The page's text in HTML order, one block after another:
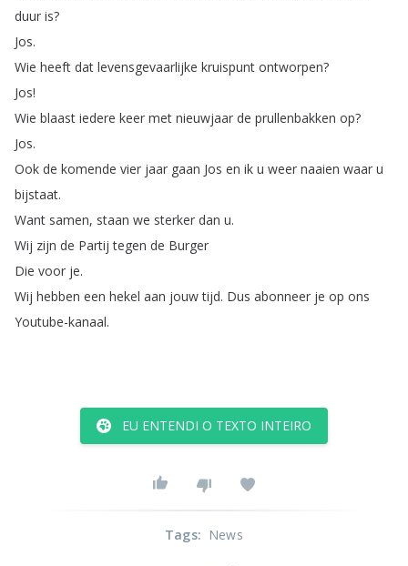
duur is?
Jos.
Wie heeft dat levensgevaarlijke kruispunt ontworpen?
Jos!
Wie blaast iedere keer met nieuwjaar de prullenbakken op?
Jos.
Ook de komende vier jaar gaan Jos en ik u weer naaien waar u
bijstaat.
Want samen, staan we sterker dan u.
Wij zijn de Partij tegen de Burger
Die voor je.
Wij hebben een hekel aan jouw tijd. Dus abonneer je op ons
Youtube-kanaal.
EU ENTENDI O TEXTO INTEIRO
Tags: News